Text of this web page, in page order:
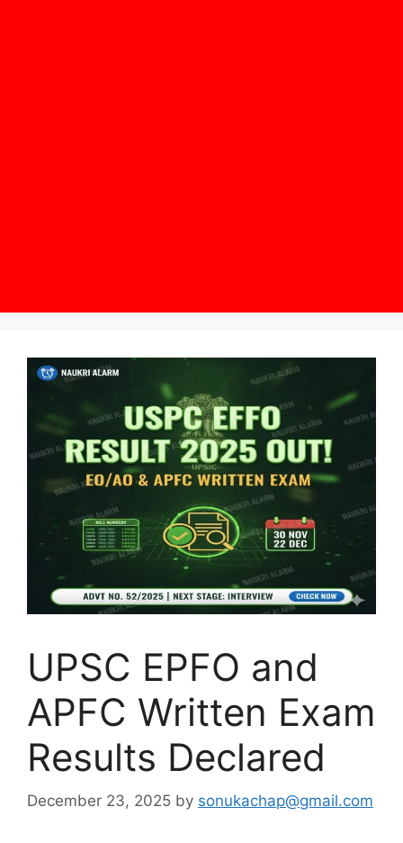
UPSC EPFO and
APFC Written Exam
Results Declared
December 23, 2025 by sonukachap@gmail.com